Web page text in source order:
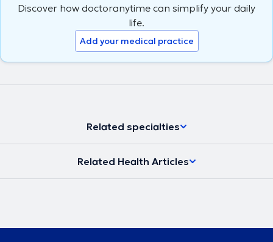
Discover how doctoranytime can simplify your daily
life.
Add your medical practice
Related specialties
Related Health Articles